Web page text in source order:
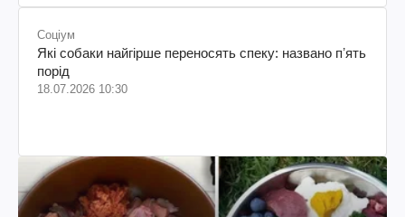
Соціум
Які собаки найгірше переносять спеку: названо пʼять
порід
18.07.2026 10:30